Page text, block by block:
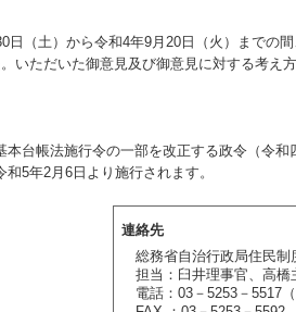
（土）から令和4年9月20日（火）までの
いただいた御意見及び御意見に対する考え方
台帳法施行令の一部を改正する政令（令和
5年2月6日より施行されます。
連絡先
総務省自治行政局住民制
担当：臼井理事官、高橋
電話：03－5253－5517（